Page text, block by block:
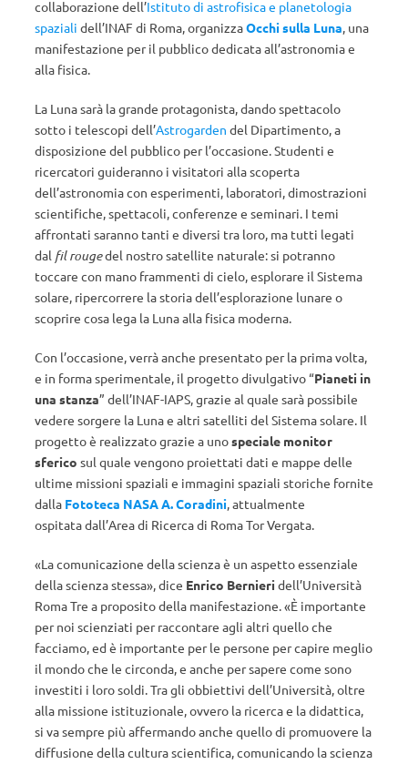
collaborazione dell’Istituto di astrofisica e planetologia
spaziali dell’INAF di Roma, organizzaOcchi sulla Luna, una
manifestazione per il pubblico dedicata all’astronomia e
alla fisica.
La Luna sarà la grande protagonista, dando spettacolo
sotto i telescopi dell’Astrogarden del Dipartimento, a
disposizione del pubblico per l’occasione. Studenti e
ricercatori guideranno i visitatori alla scoperta
dell’astronomia con esperimenti, laboratori, dimostrazioni
scientifiche, spettacoli, conferenze e seminari. I temi
affrontati saranno tanti e diversi tra loro, ma tutti legati
dal fil rougedel nostro satellite naturale: si potranno
toccare con mano frammenti di cielo, esplorare il Sistema
solare, ripercorrere la storia dell’esplorazione lunare o
scoprire cosa lega la Luna alla fisica moderna.
Con l’occasione, verrà anche presentato per la prima volta,
e in forma sperimentale, il progetto divulgativo “Pianeti in
una stanza” dell’INAF-IAPS, grazie al quale sarà possibile
vedere sorgere la Luna e altri satelliti del Sistema solare. Il
progetto è realizzato grazie a unospeciale monitor
sferico sul quale vengono proiettati dati e mappe delle
ultime missioni spaziali e immagini spaziali storiche fornite
dalla Fototeca NASA A. Coradini, attualmente
ospitata dall’Area di Ricerca di Roma Tor Vergata.
«La comunicazione della scienza è un aspetto essenziale
della scienza stessa», dice Enrico Bernieri dell’Università
Roma Tre a proposito della manifestazione. «È importante
per noi scienziati per raccontare agli altri quello che
facciamo, ed è importante per le persone per capire meglio
il mondo che le circonda, e anche per sapere come sono
investiti i loro soldi. Tra gli obbiettivi dell’Università, oltre
alla missione istituzionale, ovvero la ricerca e la didattica,
si va sempre più affermando anche quello di promuovere la
diffusione della cultura scientifica, comunicando la scienza